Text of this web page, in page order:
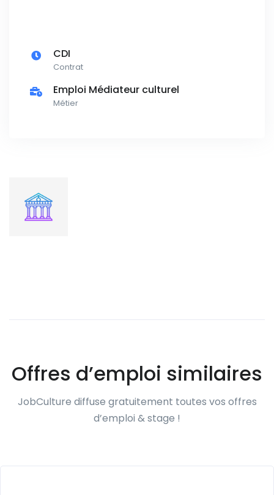
CDI
Contrat
Emploi Médiateur culturel
Métier
Offres d’emploi similaires
JobCulture diffuse gratuitement toutes vos offres
d’emploi & stage !